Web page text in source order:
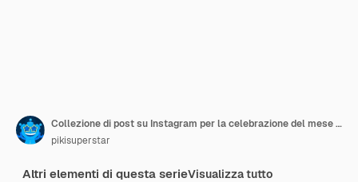
Collezione di post su Instagram per la celebrazione del mese dell'orgoglio piatto
pikisuperstar
Altri elementi di questa serieVisualizza tutto